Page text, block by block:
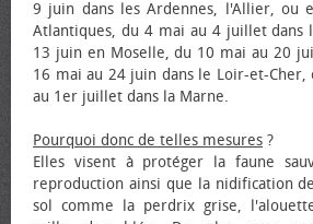
9 juin dans les Ardennes, l'Allier, ou
Atlantiques, du 4 mai au 4 juillet dans
13 juin en Moselle, du 10 mai au 20
16 mai au 24 juin dans le Loir-et-Cher,
au 1er juillet dans la Marne.
Pourquoi donc de telles mesures ?
Elles visent à protéger la faune
reproduction ainsi que la nidification
sol comme la perdrix grise,